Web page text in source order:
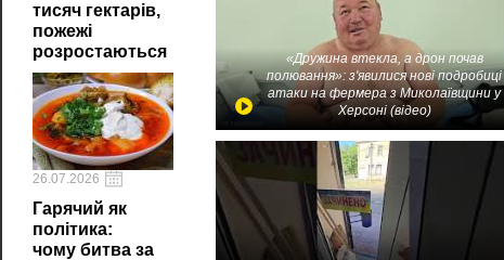
тисяч гектарів,
пожежі
розростаються
26.07.2026
Гарячий як
політика:
чому битва за
«Дружина втекла, а дрон почав
полювання»: з'явилися нові подробиці
атаки на фермера з Миколаївщини у
Херсоні (відео)